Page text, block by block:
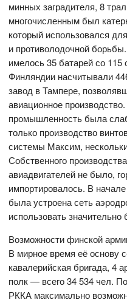
минных заградителя, 8
многочисленным был
который использовался
и противолодочной
имелось 35 батарей со
Финляндии насчитывали
завод в Тампере,
авиационное
промышленность была
только производство
системы Максим,
Собственного
авиадвигателей не было,
импортировалось. В
была устроена сеть
использовать
Возможности финской
В мирное время её основу
кавалерийская бригада, 4
полк — всего 34 534 чел.
РККА максимально